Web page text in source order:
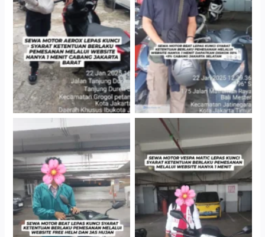
Cabang Jakarta Barat
Gedung Parkir P6A
Cityplaza Jatinegara
Gedung Parkir P6A
Cityplaza Jatinegara
Gedung Parkir P6A